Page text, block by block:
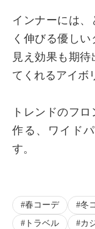
インナーには
く伸びる優し
見え効果も期
てくれるアイボ
トレンドのフ
作る、ワイド
す。
春コーデ 冬
トラベル
カ